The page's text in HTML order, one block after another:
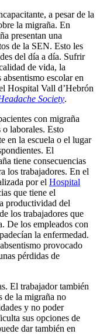
a pesar de la
la migraña. En
presentan una
de la SEN. Esto les
del día a día. Sufrir
de vida, la
escolar en
Hospital Vall d’Hebrón
Society.
con migraña
o laborales. Esto
en la escuela o el lugar
El
tiene consecuencias
los trabajadores. En el
por el Hospital
que tiene el
productividad del
los trabajadores que
De los empleados con
la enfermedad.
provocado
pérdidas de
El trabajador también
de la migraña no
y no poder
sus opciones de
dar también en